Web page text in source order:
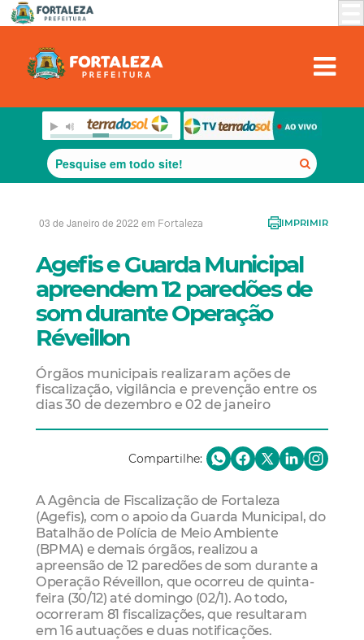
03 de Janeiro de 2022 em Fortaleza IMPRIMIR
Agefis e Guarda Municipal
apreendem 12 paredões de
som durante Operação
Réveillon
Órgãos municipais realizaram ações de
fiscalização, vigilância e prevenção entre os
dias 30 de dezembro e 02 de janeiro
Compartilhe:
A Agência de Fiscalização de Fortaleza
(Agefis), com o apoio da Guarda Municipal, do
Batalhão de Polícia de Meio Ambiente
(BPMA) e demais órgãos, realizou a
apreensão de 12 paredões de som durante a
Operação Réveillon, que ocorreu de quinta-
feira (30/12) até domingo (02/1). Ao todo,
ocorreram 81 fiscalizações, que resultaram
em 16 autuações e duas notificações.